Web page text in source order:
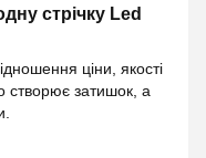
стрічку Led
ціни, якості
створює затишок, а